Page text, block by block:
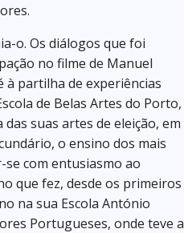
o. Os diálogos que foi
no filme de Manuel
à partilha de experiências
de Belas Artes do Porto,
suas artes de eleição, em
o ensino dos mais
com entusiasmo ao
que fez, desde os primeiros
na sua Escola António
Portugueses, onde teve a